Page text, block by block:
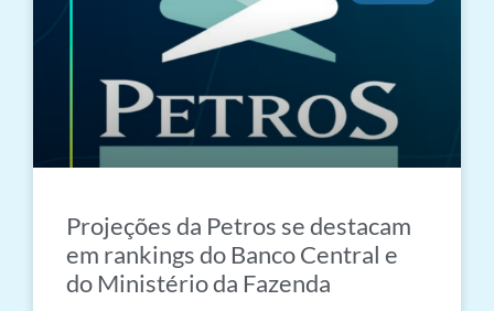
Projeções da Petros se destacam
em rankings do Banco Central e
do Ministério da Fazenda